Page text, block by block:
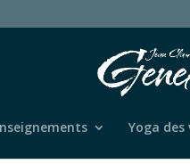
Yoga des